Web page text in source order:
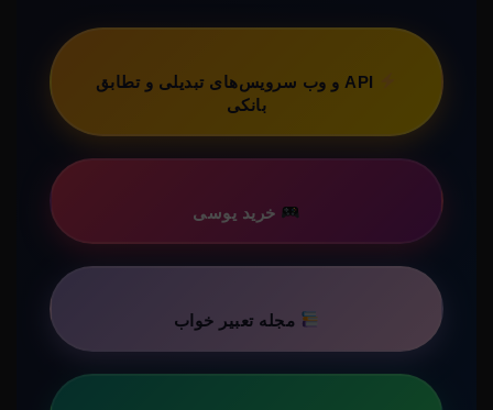
API و وب سرویس‌های تبدیلی و تطابق
بانکی
خرید یوسی
مجله تعبیر خواب